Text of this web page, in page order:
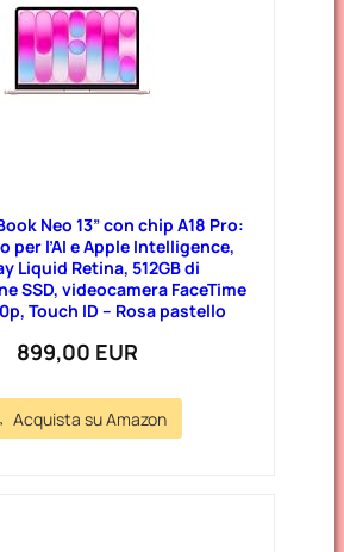
Neo 13” con chip A18 Pro:
per l’AI e Apple Intelligence,
Liquid Retina, 512GB di
SSD, videocamera FaceTime
Touch ID – Rosa pastello
899,00 EUR
Acquista su Amazon